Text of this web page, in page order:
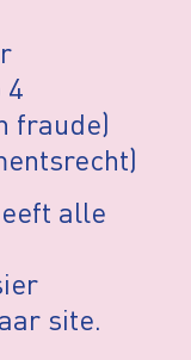
4
fraude)
alle
site.